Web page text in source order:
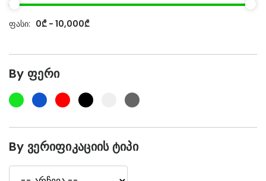
ფასი: 0₾ - 10,000₾
By Ფერი
By Ვერიფიკაციის Ტიპი